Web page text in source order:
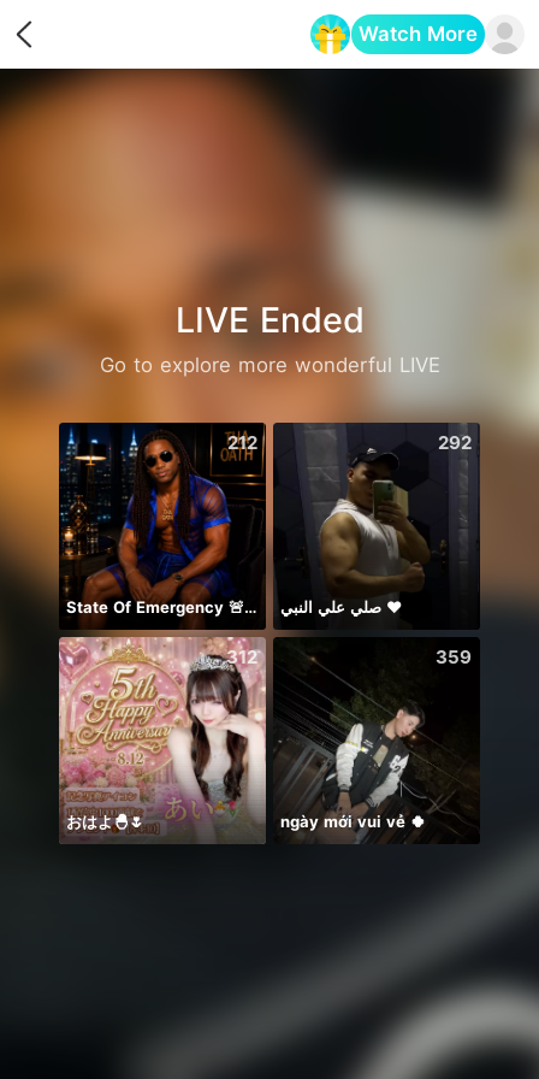
Watch More
LIVE Ended
Go to explore more wonderful LIVE
212
State Of Emergency 🚨!!! 150K
292
صلي علي النبي ♥️
312
おはよ🐣🌷
359
ngày mới vui vẻ 🍀
Opens in a new tab